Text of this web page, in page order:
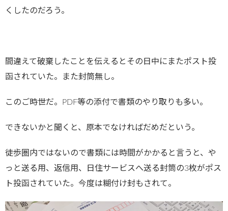
くしたのだろう。
間違えて破棄したことを伝えるとその日中にまたポスト投
函されていた。また封筒無し。
このご時世だ。PDF等の添付で書類のやり取りも多い。
できないかと聞くと、原本でなければだめだという。
徒歩圏内ではないので書類には時間がかかると言うと、や
っと送る用、返信用、日住サービスへ送る封筒の3枚がポス
ト投函されていた。今度は糊付け封もされて。